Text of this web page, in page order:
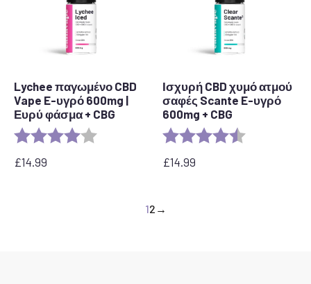
Lychee παγωμένο CBD
Vape E-υγρό 600mg |
Ευρύ φάσμα + CBG
Αξιολόγηση: 4,0 από 5 αστέρια
£14.99
Ισχυρή CBD χυμό ατμού
σαφές Scante E-υγρό
600mg + CBG
Αξιολόγηση:
£14.99
12 →